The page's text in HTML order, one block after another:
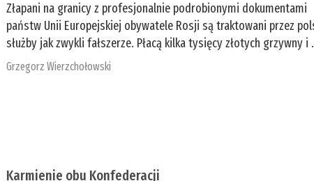
Złapani na granicy z profesjonalnie podrobionymi dokumentami
państw Unii Europejskiej obywatele Rosji są traktowani przez
służby jak zwykli fałszerze. Płacą kilka tysięcy złotych grzywny i
Grzegorz Wierzchołowski
Karmienie obu Konfederacji